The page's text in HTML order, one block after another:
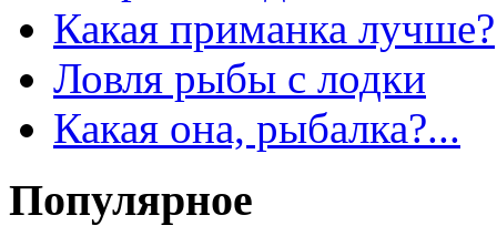
Какая приманка лучше?
Ловля рыбы с лодки
Какая она, рыбалка?...
Популярное